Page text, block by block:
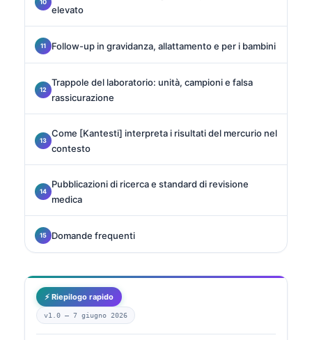
elevato
Follow-up in gravidanza, allattamento e per i bambini
Trappole del laboratorio: unità, campioni e falsa
rassicurazione
Come [Kantesti] interpreta i risultati del mercurio nel
contesto
Pubblicazioni di ricerca e standard di revisione
medica
Domande frequenti
⚡ Riepilogo rapido
v1.0 — 7 giugno 2026